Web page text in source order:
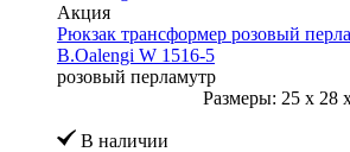
Акция
Рюкзак трансформер розовый
B.Oalengi W 1516-5
розовый перламутр
Размеры: 25 x 28
В наличии